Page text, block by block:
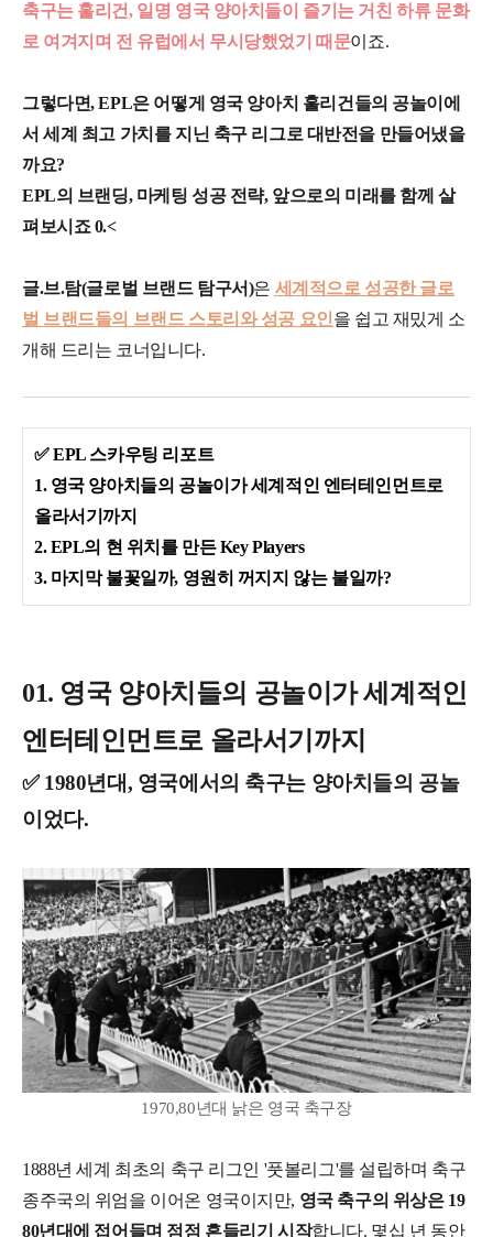
축구는 훌리건, 일명 영국 양아치들이 즐기는 거친 하류 문화
로 여겨지며 전 유럽에서 무시당했었기 때문이죠.
그렇다면, EPL은 어떻게 영국 양아치 훌리건들의 공놀이에
서 세계 최고 가치를 지닌 축구 리그로 대반전을 만들어냈을
까요?
EPL의 브랜딩, 마케팅 성공 전략, 앞으로의 미래를 함께 살
펴보시죠 0.<
글.브.탐(글로벌 브랜드 탐구서)은 세계적으로 성공한 글로
벌 브랜드들의 브랜드 스토리와 성공 요인을 쉽고 재밌게 소
개해 드리는 코너입니다.
✅ EPL 스카우팅 리포트
1. 영국 양아치들의 공놀이가 세계적인 엔터테인먼트로
올라서기까지
2. EPL의 현 위치를 만든 Key Players
3. 마지막 불꽃일까, 영원히 꺼지지 않는 불일까?
01. 영국 양아치들의 공놀이가 세계적인
엔터테인먼트로 올라서기까지
✅ 1980년대, 영국에서의 축구는 양아치들의 공놀
이었다.
1970,80년대 낡은 영국 축구장
1888년 세계 최초의 축구 리그인 '풋볼리그'를 설립하며 축구
종주국의 위엄을 이어온 영국이지만, 영국 축구의 위상은 19
80년대에 접어들며 점점 흔들리기 시작합니다. 몇십 년 동안